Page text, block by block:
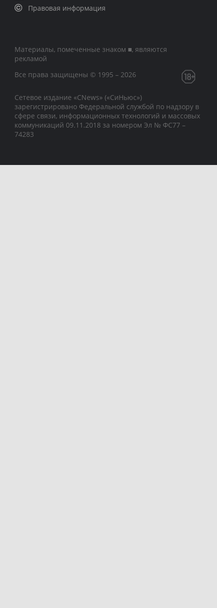
Правовая информация
Материалы, помеченные знаком ■, являются
рекламой
Все права защищены © 1995 – 2026
Сетевое издание «CNews» («СиНьюс»)
зарегистрировано Федеральной службой по надзору в
сфере связи, информационных технологий и массовых
коммуникаций 09.11.2018 за номером Эл № ФС77 –
74283